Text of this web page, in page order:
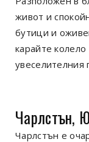
живот и
бутици и
карайте
увеселителния
Чарлстън,
Чарлстън е